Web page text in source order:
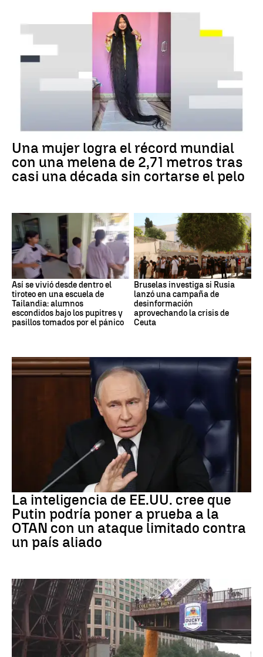
Una mujer logra el récord mundial
con una melena de 2,71 metros tras
casi una década sin cortarse el pelo
Así se vivió desde dentro el
tiroteo en una escuela de
Tailandia: alumnos
escondidos bajo los pupitres y
pasillos tomados por el pánico
Bruselas investiga si Rusia
lanzó una campaña de
desinformación
aprovechando la crisis de
Ceuta
La inteligencia de EE.UU. cree que
Putin podría poner a prueba a la
OTAN con un ataque limitado contra
un país aliado